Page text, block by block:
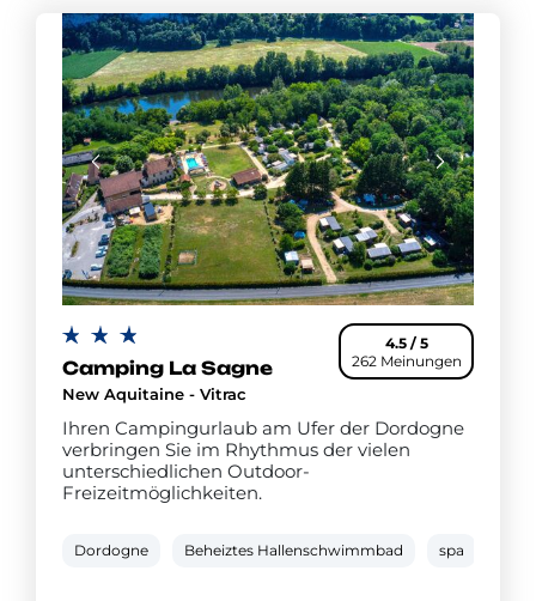
4.5 / 5
262 Meinungen
Camping La Sagne
New Aquitaine - Vitrac
Ihren Campingurlaub am Ufer der Dordogne
verbringen Sie im Rhythmus der vielen
unterschiedlichen Outdoor-
Freizeitmöglichkeiten.
Dordogne Beheiztes Hallenschwimmbad spa